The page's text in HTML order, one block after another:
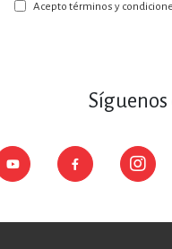
boletín:
Acepto términos y
Síguenos